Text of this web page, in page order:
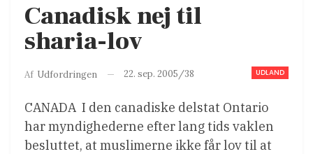
Canadisk nej til
sharia-lov
UDLAND
Af Udfordringen 22. sep. 2005/38
CANADA  I den canadiske delstat Ontario
har myndighederne efter lang tids vaklen
besluttet, at muslimerne ikke får lov til at